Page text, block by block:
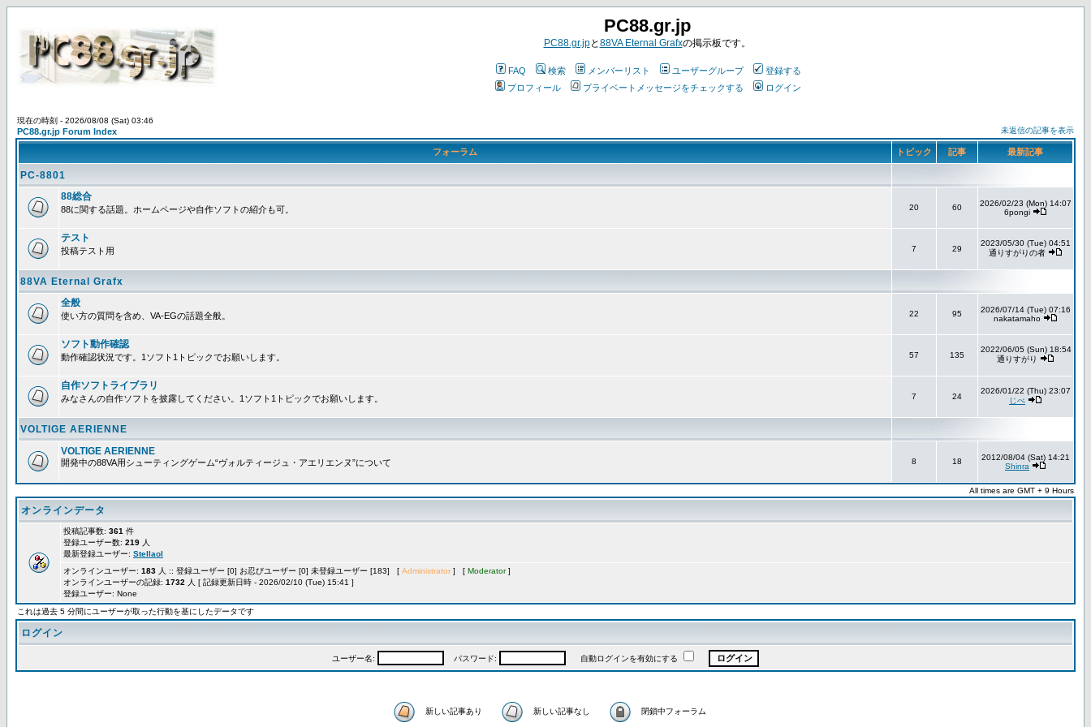
PC88.gr.jp
PC88.gr.jpと88VA Eternal Grafxの掲示板です。
FAQ 検索 メンバーリスト ユーザーグループ
登録する
プロフィール
プライベートメッセージをチェックする ログイン
現在の時刻 - 2026/08/08 (Sat) 03:46
PC88.gr.jp Forum Index 未返信の記事を表示
フォーラム トピック 記事 最新記事
PC-8801
88総合
88に関する話題。ホームページや自作ソフトの紹介も可。 20 60
2026/02/23 (Mon) 14:07
6pongi
テスト
投稿テスト用 7 29
2023/05/30 (Tue) 04:51
通りすがりの者
88VA Eternal Grafx
全般
使い方の質問を含め、VA-EGの話題全般。 22 95
2026/07/14 (Tue) 07:16
nakatamaho
ソフト動作確認
動作確認状況です。1ソフト1トピックでお願いします。 57 135
2022/06/05 (Sun) 18:54
通りすがり
自作ソフトライブラリ
みなさんの自作ソフトを披露してください。1ソフト1トピックでお願いします。 7 24
2026/01/22 (Thu) 23:07
じべ
VOLTIGE AERIENNE
VOLTIGE AERIENNE
開発中の88VA用シューティングゲーム“ヴォルティージュ・アエリエンヌ”について 8 18
2012/08/04 (Sat) 14:21
Shinra
All times are GMT + 9 Hours
オンラインデータ
投稿記事数: 361 件
登録ユーザー数: 219 人
最新登録ユーザー: Stellaol
オンラインユーザー: 183 人 :: 登録ユーザー [0] お忍びユーザー [0] 未登録ユーザー [183] [ Administrator ] [ Moderator]
オンラインユーザーの記録: 1732 人 [ 記録更新日時 - 2026/02/10 (Tue) 15:41 ]
登録ユーザー: None
これは過去 5 分間にユーザーが取った行動を基にしたデータです
ログイン
ユーザー名: パスワード: 自動ログインを有効にする
新しい記事あり 新しい記事なし 閉鎖中フォーラム